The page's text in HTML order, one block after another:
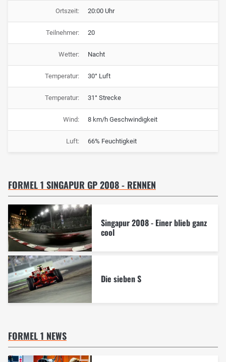
Ortszeit: 20:00 Uhr
Teilnehmer: 20
Wetter: Nacht
Temperatur: 30° Luft
Temperatur: 31° Strecke
Wind: 8 km/h Geschwindigkeit
Luft: 66% Feuchtigkeit
FORMEL 1 SINGAPUR GP 2008 - RENNEN
Singapur 2008 - Einer blieb ganz
cool
Die sieben S
FORMEL 1 NEWS